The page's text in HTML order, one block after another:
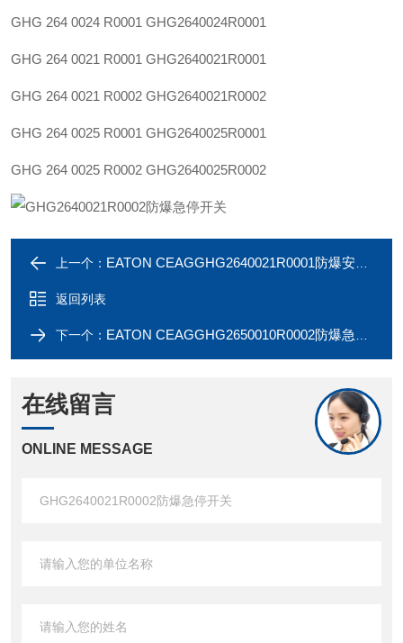
GHG 264 0024 R0001 GHG2640024R0001
GHG 264 0021 R0001 GHG2640021R0001
GHG 264 0021 R0002 GHG2640021R0002
GHG 264 0025 R0001 GHG2640025R0001
GHG 264 0025 R0002 GHG2640025R0002
上一个： EATON CEAGGHG2640021R0001防爆安全开关
返回列表
下一个： EATON CEAGGHG2650010R0002防爆急停开关
在线留言
ONLINE MESSAGE